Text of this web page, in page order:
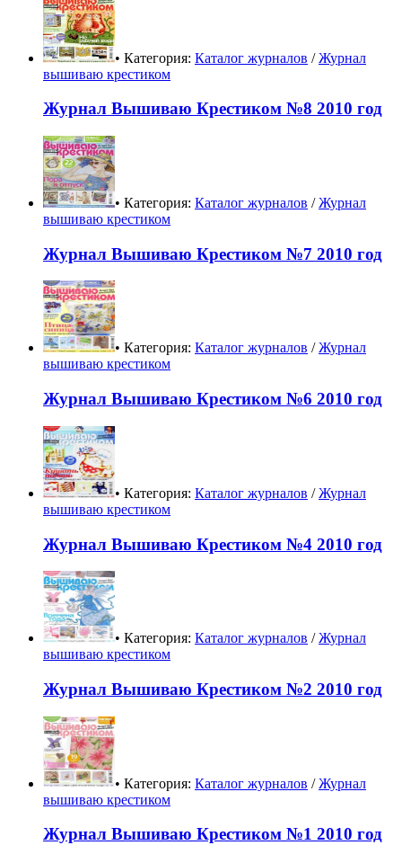
• Категория: Каталог журналов /Журнал
вышиваю крестиком
Журнал Вышиваю Крестиком №8 2010 год
• Категория: Каталог журналов /Журнал
вышиваю крестиком
Журнал Вышиваю Крестиком №7 2010 год
• Категория: Каталог журналов /Журнал
вышиваю крестиком
Журнал Вышиваю Крестиком №6 2010 год
• Категория: Каталог журналов /Журнал
вышиваю крестиком
Журнал Вышиваю Крестиком №4 2010 год
• Категория: Каталог журналов /Журнал
вышиваю крестиком
Журнал Вышиваю Крестиком №2 2010 год
• Категория: Каталог журналов /Журнал
вышиваю крестиком
Журнал Вышиваю Крестиком №1 2010 год